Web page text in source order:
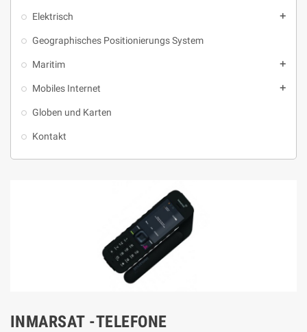
Elektrisch add
Geographisches Positionierungs System
Maritim add
Mobiles Internet add
Globen und Karten
Kontakt
INMARSAT -TELEFONE